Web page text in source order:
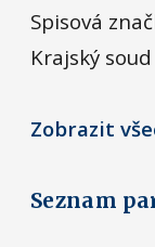
Spisová
Krajský
Zobrazit
Seznam